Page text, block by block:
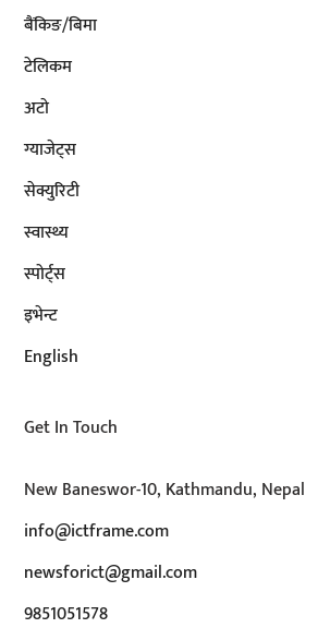
बैंकिङ/बिमा
टेलिकम
अटाे
ग्याजेट्स
सेक्युरिटी
स्वास्थ्य
स्पोर्ट्स
इभेन्ट
English
Get In Touch
New Baneswor-10, Kathmandu, Nepal
info@ictframe.com
newsforict@gmail.com
9851051578